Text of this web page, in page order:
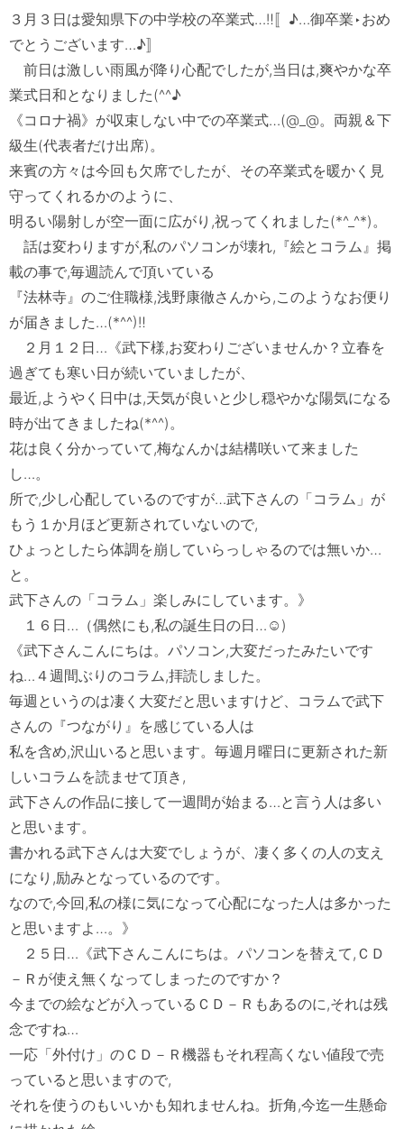
３月３日は愛知県下の中学校の卒業式…‼〚♪…御卒業‣おめ
でとうございます…♪〛
前日は激しい雨風が降り心配でしたが,当日は,爽やかな卒
業式日和となりました(^^♪
《コロナ禍》が収束しない中での卒業式…(@_@。両親＆下
級生(代表者だけ出席)。
来賓の方々は今回も欠席でしたが、その卒業式を暖かく見
守ってくれるかのように、
明るい陽射しが空一面に広がり,祝ってくれました(*^_^*)。
話は変わりますが,私のパソコンが壊れ,『絵とコラム』掲
載の事で,毎週読んで頂いている
『法林寺』のご住職様,浅野康徹さんから,このようなお便り
が届きました…(*^^)‼
２月１２日…《武下様,お変わりございませんか？立春を
過ぎても寒い日が続いていましたが、
最近,ようやく日中は,天気が良いと少し穏やかな陽気になる
時が出てきましたね(*^^)。
花は良く分かっていて,梅なんかは結構咲いて来ました
し…。
所で,少し心配しているのですが…武下さんの「コラム」が
もう１か月ほど更新されていないので,
ひょっとしたら体調を崩していらっしゃるのでは無いか…
と。
武下さんの「コラム」楽しみにしています。》
１６日…（偶然にも,私の誕生日の日…☺)
《武下さんこんにちは。パソコン,大変だったみたいです
ね…４週間ぶりのコラム,拝読しました。
毎週というのは凄く大変だと思いますけど、コラムで武下
さんの『つながり』を感じている人は
私を含め,沢山いると思います。毎週月曜日に更新された新
しいコラムを読ませて頂き,
武下さんの作品に接して一週間が始まる…と言う人は多い
と思います。
書かれる武下さんは大変でしょうが、凄く多くの人の支え
になり,励みとなっているのです。
なので,今回,私の様に気になって心配になった人は多かった
と思いますよ…。》
２５日…《武下さんこんにちは。パソコンを替えて,ＣＤ
－Ｒが使え無くなってしまったのですか？
今までの絵などが入っているＣＤ－Ｒもあるのに,それは残
念ですね…
一応「外付け」のＣＤ－Ｒ機器もそれ程高くない値段で売
っていると思いますので,
それを使うのもいいかも知れませんね。折角,今迄一生懸命